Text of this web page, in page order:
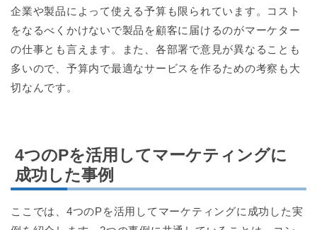
企業や製品によって使える予算も限られています。コスト
をなるべくかけないで製品を顧客に届けるのがマーケター
の仕事とも言えます。また、各部署で意見が異なることも
多いので、予算内で最適なサービスを作るための考察も大
切なんです。
4つのPを活用してマーケティングに
成功した事例
ここでは、4つのPを活用してマーケティングに成功した実